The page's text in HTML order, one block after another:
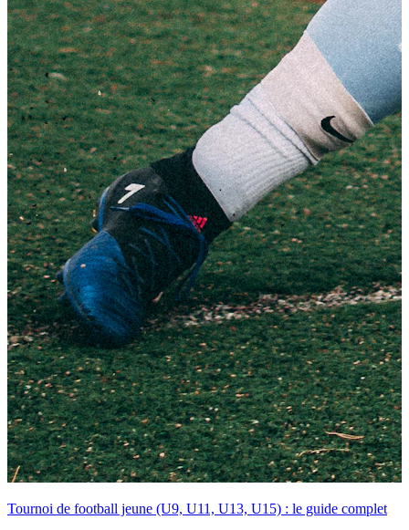
Tournoi de football jeune (U9, U11, U13, U15) : le guide complet